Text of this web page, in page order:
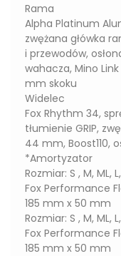
Rama
Alpha Platinum
zwężana główka
i przewodów,
wahacza, Mino
mm skoku
Widelec
Fox Rhythm 34,
tłumienie GRIP,
44 mm, Boost110,
*Amortyzator
Rozmiar: S , M, ML,
Fox Performance
185 mm x 50 mm
Rozmiar: S , M, ML,
Fox Performance
185 mm x 50 mm